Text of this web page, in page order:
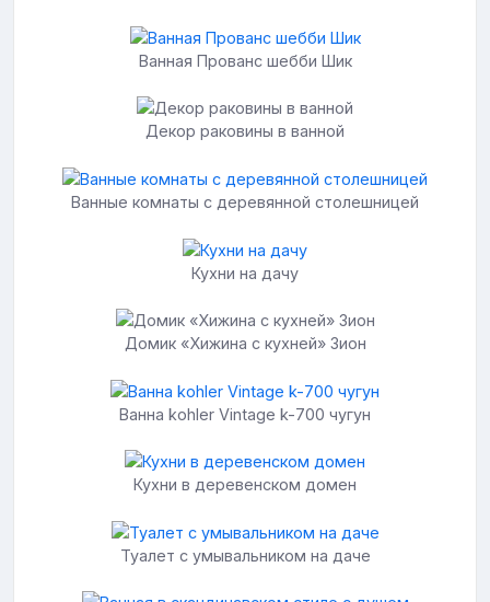
Ванная Прованс шебби Шик
Декор раковины в ванной
Ванные комнаты с деревянной столешницей
Кухни на дачу
Домик «Хижина с кухней» Зион
Ванна kohler Vintage k-700 чугун
Кухни в деревенском домен
Туалет с умывальником на даче